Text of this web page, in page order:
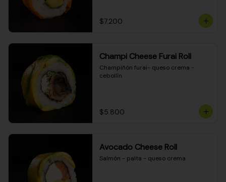
$7.200
Champi Cheese Furai Roll
Champiñón furai- queso crema -
cebollín
$5.800
Avocado Cheese Roll
Salmón - palta - queso crema